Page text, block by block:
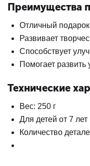
Преимущества
Отличный
Развивает
Способствует
Помогает развить
Технические
Вес: 250 г
Для детей от 7 лет
Количество